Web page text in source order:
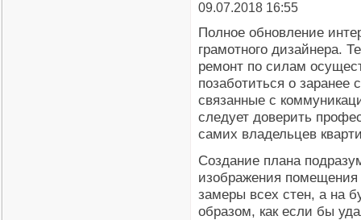
09.07.2018 16:55
Полное обновление
грамотного дизайнера.
ремонт по силам
позаботиться о заранее
связанные с
следует доверить
самих владельцев
Создание плана
изображения
замеры всех стен, а на
образом, как если бы